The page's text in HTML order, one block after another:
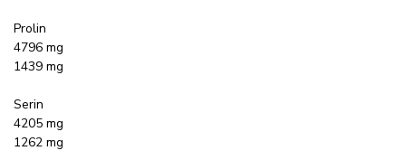
Prolin
4796 mg
1439 mg
Serin
4205 mg
1262 mg